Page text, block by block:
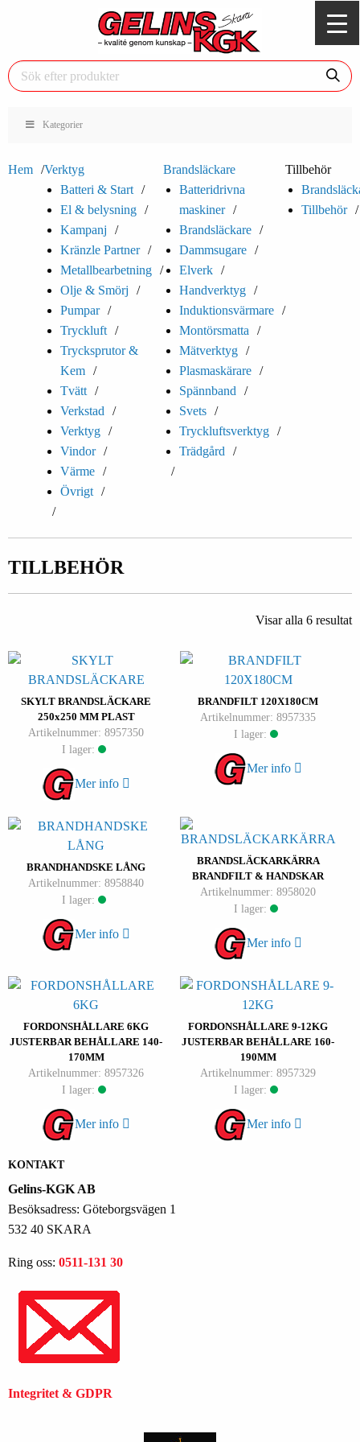
Kategorier
Hem
Verktyg
Batteri & Start
El & belysning
Kampanj
Kränzle Partner
Metallbearbetning
Olje & Smörj
Pumpar
Tryckluft
Trycksprutor &
Kem
Tvätt
Verkstad
Verktyg
Vindor
Värme
Övrigt
Brandsläckare
Batteridrivna
maskiner
Brandsläckare
Dammsugare
Elverk
Handverktyg
Induktionsvärmare
Montörsmatta
Mätverktyg
Plasmaskärare
Spännband
Svets
Tryckluftsverktyg
Trädgård
Tillbehör
Tillbehör
TILLBEHÖR
Visar alla 6 resultat
SKYLT BRANDSLÄCKARE
250x250 MM PLAST
Artikelnummer: 8957350
I lager:
Mer info
BRANDFILT 120X180CM
Artikelnummer: 8957335
I lager:
Mer info
BRANDHANDSKE LÅNG
Artikelnummer: 8958840
I lager:
Mer info
BRANDSLÄCKARKÄRRA
BRANDFILT & HANDSKAR
Artikelnummer: 8958020
I lager:
Mer info
FORDONSHÅLLARE 6KG
JUSTERBAR BEHÅLLARE 140-
170MM
Artikelnummer: 8957326
I lager:
Mer info
FORDONSHÅLLARE 9-12KG
JUSTERBAR BEHÅLLARE 160-
190MM
Artikelnummer: 8957329
I lager:
Mer info
KONTAKT
Gelins-KGK AB
Besöksadress: Göteborgsvägen 1
532 40 SKARA
Ring oss: 0511-131 30
Integritet & GDPR